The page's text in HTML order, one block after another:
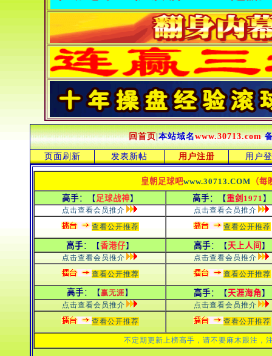
回首页|本站域名www.30713.com
页面刷新 发表新帖 用户注册 用户
皇朝足球吧www.30713.COM （
高手：【 足球战神】 高手：【重剑1971 】
点击查看会员推介
点击查看会员推介
查看公开推荐
查看公开推荐
高手：【香港仔】 高手：【天上人间 】
点击查看会员推介
点击查看会员推介
查看公开推荐
查看公开推荐
高手：【 赢无涯 】 高手：【天涯海角】
点击查看会员推介
点击查看会员推介
查看公开推荐
查看公开推荐
不定期更新上榜高手，请不要麻木跟注，